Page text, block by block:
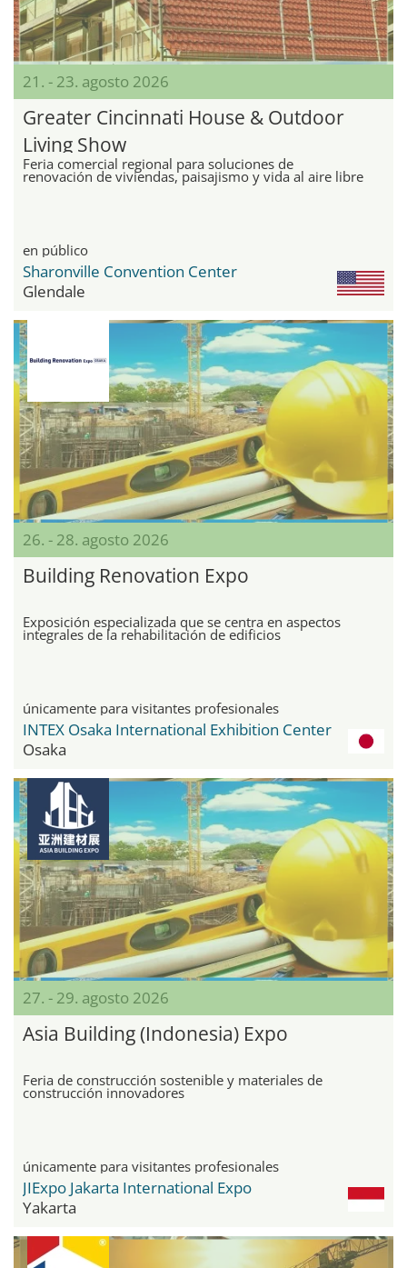
21. - 23. agosto 2026
Greater Cincinnati House & Outdoor
Living Show
Feria comercial regional para soluciones de
renovación de viviendas, paisajismo y vida al aire libre
en público
Sharonville Convention Center
Glendale
26. - 28. agosto 2026
Building Renovation Expo
Exposición especializada que se centra en aspectos
integrales de la rehabilitación de edificios
únicamente para visitantes profesionales
INTEX Osaka International Exhibition Center
Osaka
27. - 29. agosto 2026
Asia Building (Indonesia) Expo
Feria de construcción sostenible y materiales de
construcción innovadores
únicamente para visitantes profesionales
JIExpo Jakarta International Expo
Yakarta